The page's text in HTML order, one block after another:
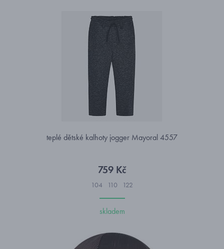
teplé dětské kalhoty jogger Mayoral 4557
759 Kč
104 110 122
skladem